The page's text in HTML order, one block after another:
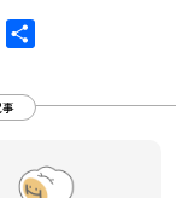
Pinterest